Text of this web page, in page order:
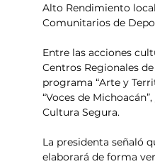
Alto Rendimiento
Comunitarios de
Entre las acciones
Centros Regionales
programa “Arte y
“Voces de
Cultura Segura.
La presidenta señaló
elaborará de forma